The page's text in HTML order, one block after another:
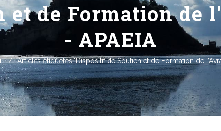
et de Formation
- APAEIA
/ Articles étiquetés "Dispositif de Soutien et de Formation de